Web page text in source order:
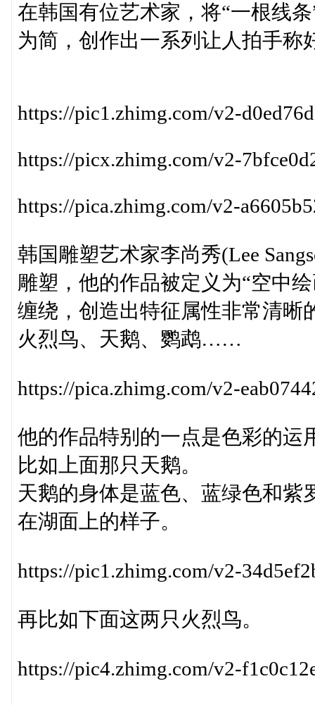
在韩国有位艺术家，将“一根线
为简，创作出一系列让人拍手称
https://pic1.zhimg.com/v2-
https://picx.zhimg.com/v2-
https://pica.zhimg.com/v2-
韩国雕塑艺术家李尚秀(Lee
雕塑，他的作品被定义为“空中
缠绕，创造出特征属性非常清晰
火烈鸟、天鹅、鹦鹉……
https://pica.zhimg.com/v2-
他的作品特别的一点是色彩的运
比如上面那只天鹅。
天鹅的身体是蓝色、蓝绿色和紫
在湖面上的样子。
https://pic1.zhimg.com/v2-
再比如下面这两只火烈鸟。
https://pic4.zhimg.com/v2-